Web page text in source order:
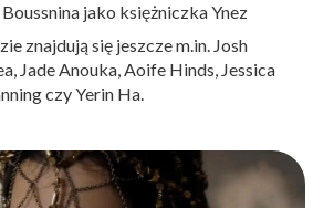
jako księżniczka Ynez
znajdują się jeszcze m.in. Josh
Jade Anouka, Aoife Hinds, Jessica
czy Yerin Ha.